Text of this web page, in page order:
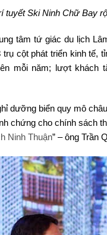
tuyết Ski Ninh Chữ Bay
tâm tứ giác du lịch
cột phát triển kinh tế,
mỗi năm; lượt khách
dưỡng biển quy mô
chứng cho chính sách
Ninh Thuận” – ông Trần